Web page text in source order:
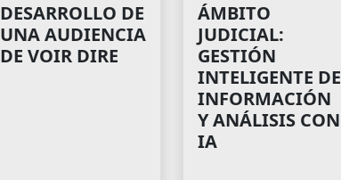
DESARROLLO DE
UNA AUDIENCIA
DE VOIR DIRE
ÁMBITO
JUDICIAL:
GESTIÓN
INTELIGENTE DE
INFORMACIÓN
Y ANÁLISIS CON
IA